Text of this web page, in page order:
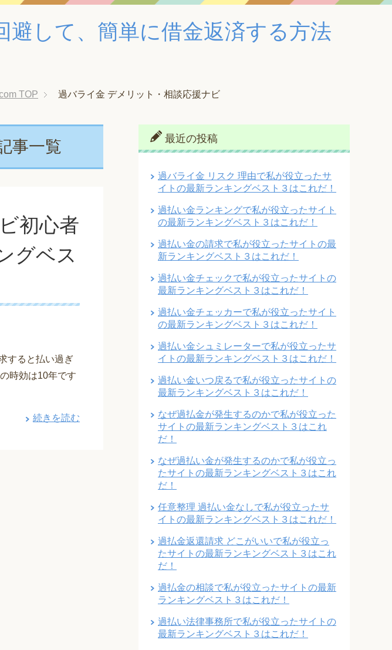
して、簡単に借金返済する方法
TOP 過バライ金 デメリット・相談応援ナビ
事一覧
初心者
グベス
すると払い過ぎ
時効は10年です
続きを読む
最近の投稿
過バライ金 リスク 理由で私が役立ったサ
イトの最新ランキングベスト３はこれだ！
過払い金ランキングで私が役立ったサイト
の最新ランキングベスト３はこれだ！
過払い金の請求で私が役立ったサイトの最
新ランキングベスト３はこれだ！
過払い金チェックで私が役立ったサイトの
最新ランキングベスト３はこれだ！
過払い金チェッカーで私が役立ったサイト
の最新ランキングベスト３はこれだ！
過払い金シュミレーターで私が役立ったサ
イトの最新ランキングベスト３はこれだ！
過払い金いつ戻るで私が役立ったサイトの
最新ランキングベスト３はこれだ！
なぜ過払金が発生するのかで私が役立った
サイトの最新ランキングベスト３はこれ
だ！
なぜ過払い金が発生するのかで私が役立っ
たサイトの最新ランキングベスト３はこれ
だ！
任意整理 過払い金なしで私が役立ったサ
イトの最新ランキングベスト３はこれだ！
過払金返還請求 どこがいいで私が役立っ
たサイトの最新ランキングベスト３はこれ
だ！
過払金の相談で私が役立ったサイトの最新
ランキングベスト３はこれだ！
過払い法律事務所で私が役立ったサイトの
最新ランキングベスト３はこれだ！